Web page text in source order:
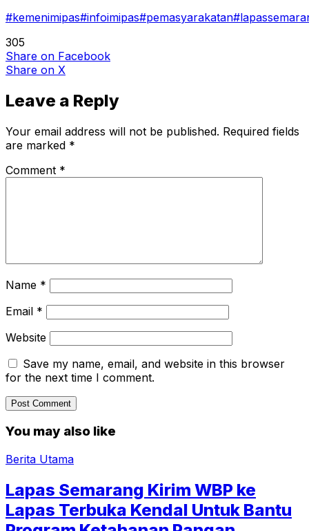
#kemenimipas#infoimipas#pemasyarakatan
305
Share on Facebook
Share on X
Leave a Reply
Your email address will not be published. Required fields
are marked *
Comment *
Name *
Email *
Website
Save my name, email, and website in this browser
for the next time I comment.
You may also like
Berita Utama
Lapas Semarang Kirim WBP ke
Lapas Terbuka Kendal Untuk Bantu